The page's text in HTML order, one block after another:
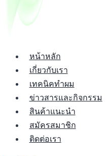
หน้าหลัก
เกี่ยวกับเรา
เทคนิคทำผม
ข่าวสารและกิจกรรม
สินค้าแนะนำ
สมัครสมาชิก
ติดต่อเรา